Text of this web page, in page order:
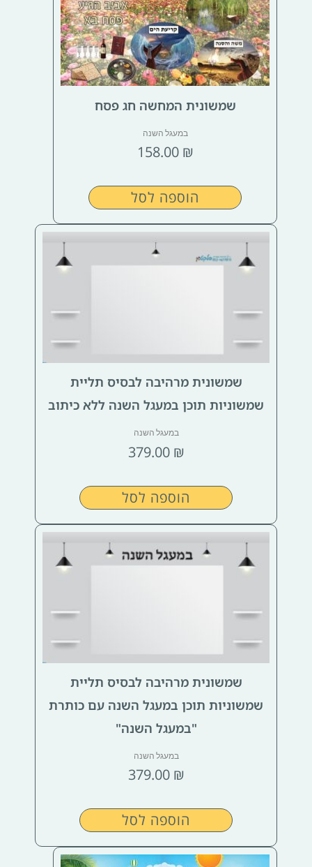
שמשונית המחשה חג פסח
במעגל השנה
158.00 ₪
הוספה לסל
שמשונית מרהיבה לבסיס תליית
שמשוניות תוכן במעגל השנה ללא כיתוב
במעגל השנה
379.00 ₪
הוספה לסל
שמשונית מרהיבה לבסיס תליית
שמשוניות תוכן במעגל השנה עם כותרת
"במעגל השנה"
במעגל השנה
379.00 ₪
הוספה לסל